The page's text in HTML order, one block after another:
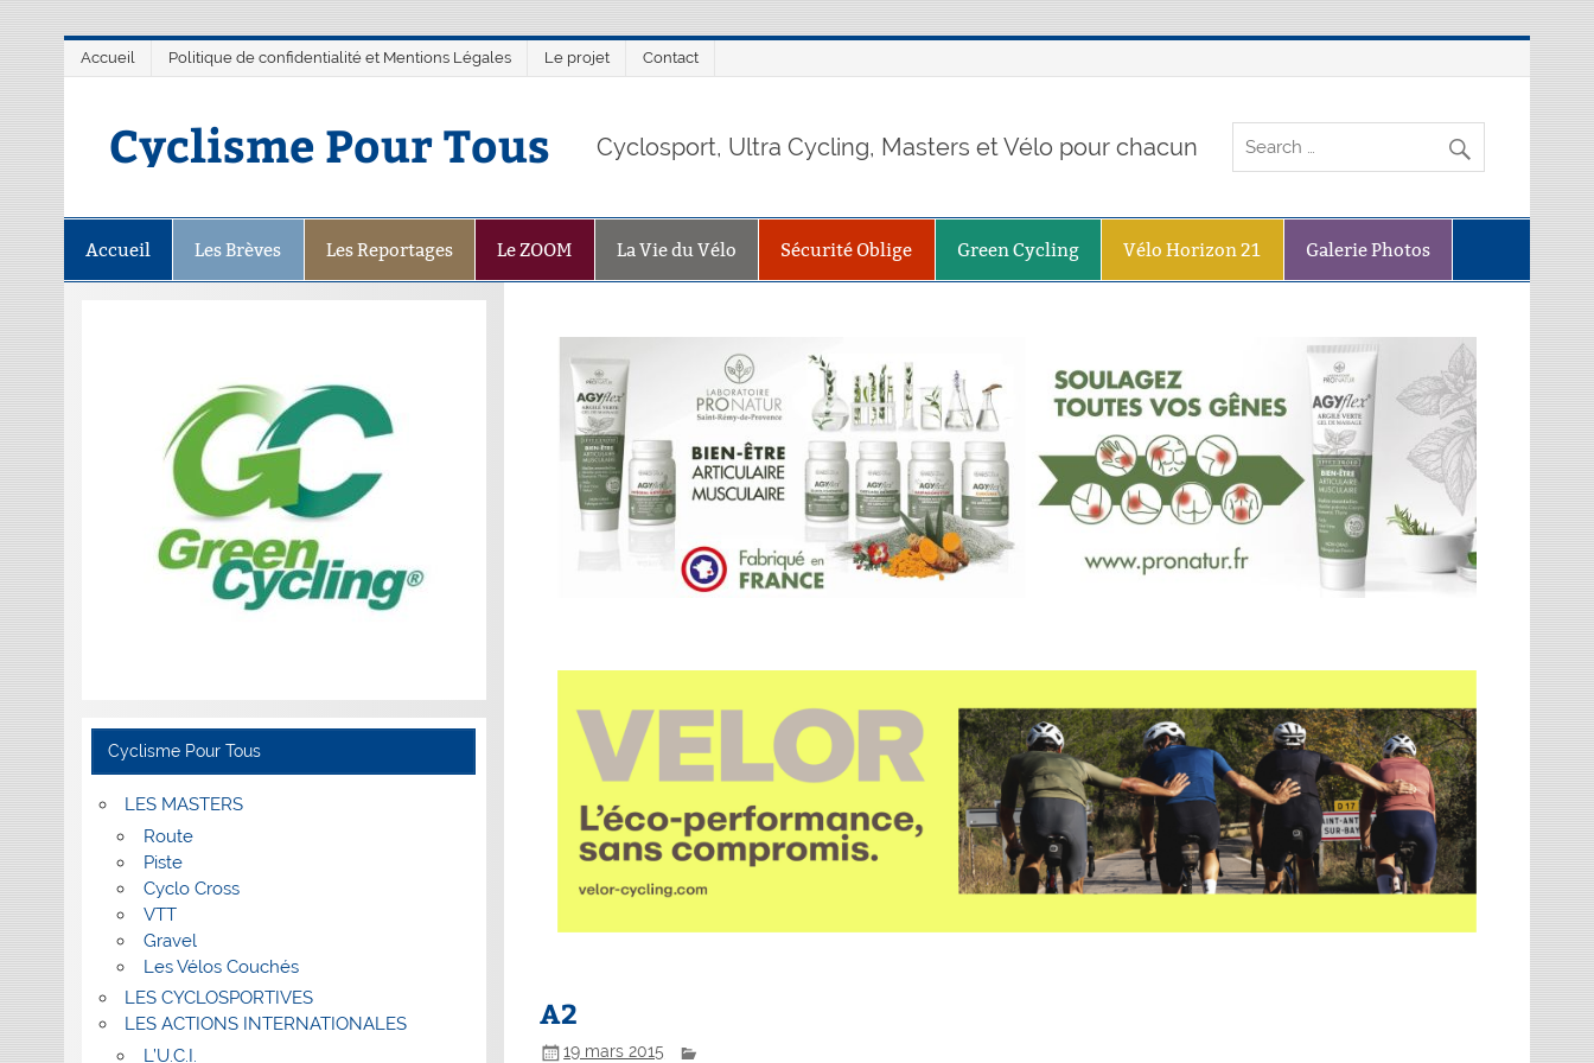
Accueil Politique de confidentialité et Mentions Légales Le projet Contact
Cyclisme Pour Tous Cyclosport, Ultra Cycling, Masters et Vélo pour chacun
Accueil Les Brèves Les Reportages Le ZOOM La Vie du Vélo Sécurité Oblige Green Cycling Vélo Horizon 21 Galerie Photos
A2
19 mars 2015
Cyclisme Pour Tous
LES MASTERS
Route
Piste
Cyclo Cross
VTT
Gravel
Les Vélos Couchés
LES CYCLOSPORTIVES
LES ACTIONS INTERNATIONALES
L’U.C.I.